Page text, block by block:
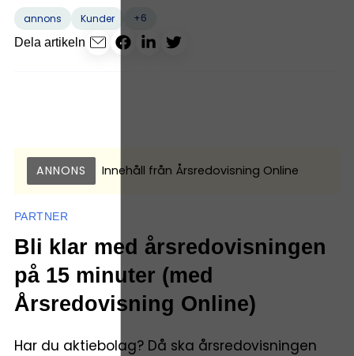
annons Kunder
+6
Dela artikeln
ANNONS Innehåll från Årsredovisning Online
PARTNER
Bli klar med årsredovisningen
på 15 minuter (med
Årsredovisning Online)
Har du aktiebolag? Då ska årsredovisningen